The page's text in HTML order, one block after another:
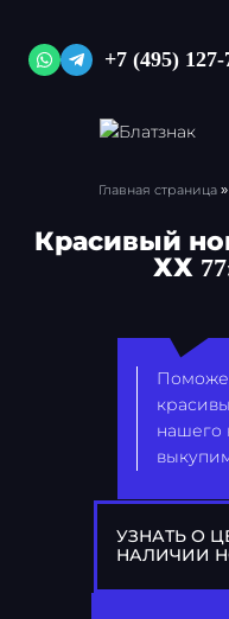
содержимому+7 (495) 127-
Главная страница»
Красивый
ХХ
нашего
Х
УЗНАТЬ О
НАЛИЧИИ